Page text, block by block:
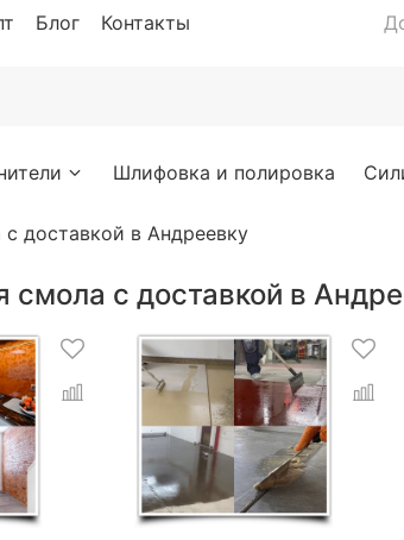
Блог Контакты
Шлифовка и полировка
доставкой в Андреевку
смола с доставкой в